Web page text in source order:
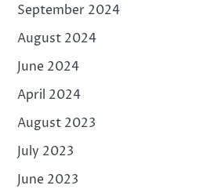
September 2024
August 2024
June 2024
April 2024
August 2023
July 2023
June 2023